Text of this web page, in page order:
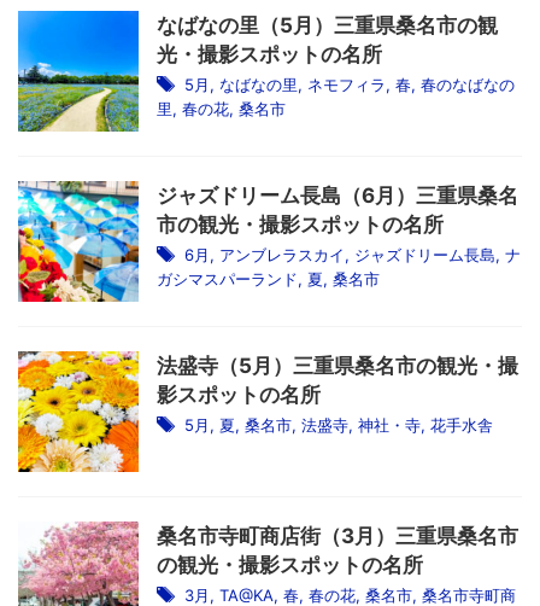
なばなの里（5月）三重県桑名市の観
光・撮影スポットの名所
5月, なばなの里, ネモフィラ, 春, 春のなばなの
里, 春の花, 桑名市
ジャズドリーム長島（6月）三重県桑名
市の観光・撮影スポットの名所
6月, アンブレラスカイ, ジャズドリーム長島, ナ
ガシマスパーランド, 夏, 桑名市
法盛寺（5月）三重県桑名市の観光・撮
影スポットの名所
5月, 夏, 桑名市, 法盛寺, 神社・寺, 花手水舎
桑名市寺町商店街（3月）三重県桑名市
の観光・撮影スポットの名所
3月, TA@KA, 春, 春の花, 桑名市, 桑名市寺町商